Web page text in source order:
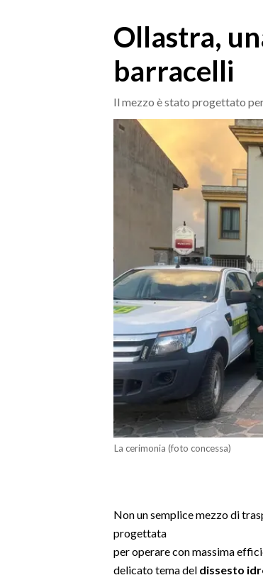
PROVINCIA DI CAGLIARI
SERVIZI ALLE IMPRESE
RISULTATI E CLASSIFICHE
Ollastra,
barracelli
Il mezzo è stato progettato
La cerimonia (foto concessa)
Non un semplice mezzo di
progettata
per operare con massima
delicato tema del dissesto